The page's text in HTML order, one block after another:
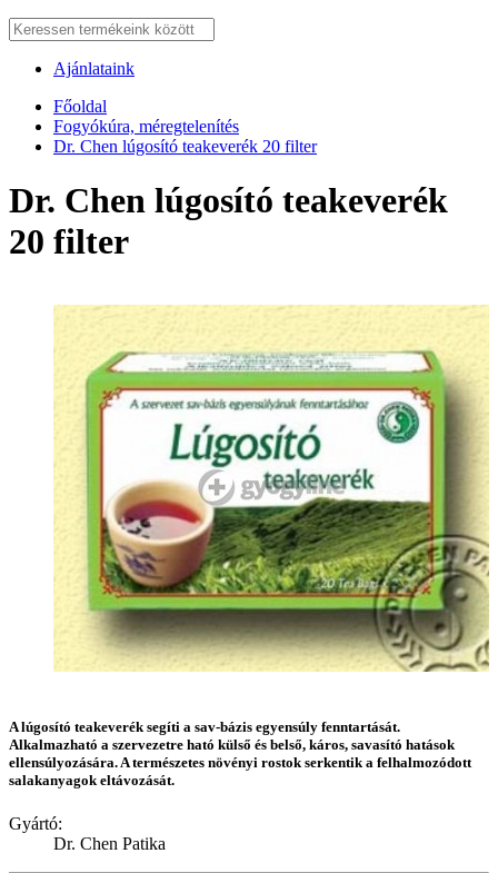
Ajánlataink
Főoldal
Fogyókúra, méregtelenítés
Dr. Chen lúgosító teakeverék 20 filter
Dr. Chen lúgosító teakeverék
20 filter
A lúgosító teakeverék segíti a sav-bázis egyensúly fenntartását.
Alkalmazható a szervezetre ható külső és belső, káros, savasító hatások
ellensúlyozására. A természetes növényi rostok serkentik a felhalmozódott
salakanyagok eltávozását.
Gyártó:
Dr. Chen Patika